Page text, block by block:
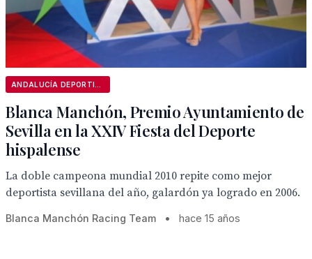
Blanca Manchón, Premio Ayuntamiento de
Sevilla en la XXIV Fiesta del Deporte
hispalense
La doble campeona mundial 2010 repite como mejor
deportista sevillana del año, galardón ya logrado en 2006.
Blanca Manchón Racing Team • hace 15 años